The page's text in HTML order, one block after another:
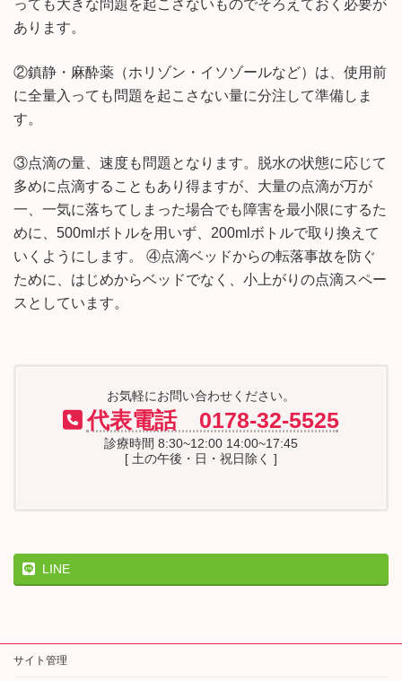
っても大きな問題を起こさないものでそろえておく必要が
あります。
②鎮静・麻酔薬（ホリゾン・イソゾールなど）は、使用前
に全量入っても問題を起こさない量に分注して準備しま
す。
③点滴の量、速度も問題となります。脱水の状態に応じて
多めに点滴することもあり得ますが、大量の点滴が万が
一、一気に落ちてしまった場合でも障害を最小限にするた
めに、500mlボトルを用いず、200mlボトルで取り換えて
いくようにします。 ④点滴ベッドからの転落事故を防ぐ
ために、はじめからベッドでなく、小上がりの点滴スペー
スとしています。
お気軽にお問い合わせください。
代表電話 0178-32-5525
診療時間 8:30~12:00 14:00~17:45
[ 土の午後・日・祝日除く ]
LINE
サイト管理